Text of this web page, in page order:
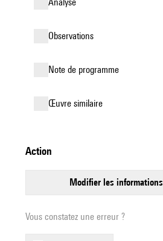
observations
Note de programme
œuvre similaire
action
modifier les informations
Vous constatez une erreur ?